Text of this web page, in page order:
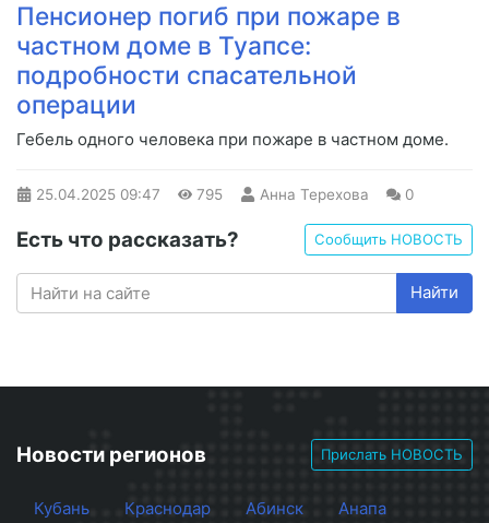
Пенсионер погиб при пожаре в
частном доме в Туапсе:
подробности спасательной
операции
Гебель одного человека при пожаре в частном доме.
25.04.2025 09:47 795 Анна Терехова 0
Есть что рассказать? Сообщить НОВОСТЬ
Найти
Новости регионов Прислать НОВОСТЬ
Кубань Краснодар Абинск
Анапа